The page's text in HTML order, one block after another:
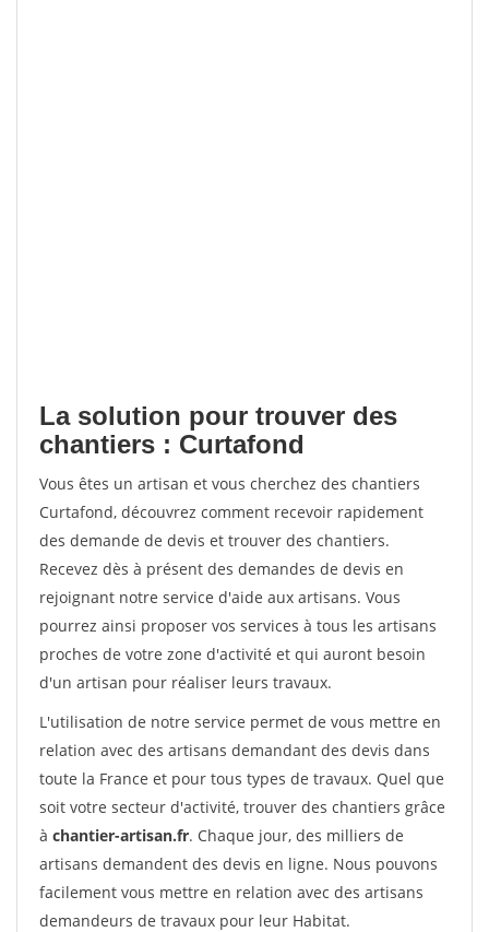
La solution pour trouver des
chantiers : Curtafond
Vous êtes un artisan et vous cherchez des chantiers
Curtafond, découvrez comment recevoir rapidement
des demande de devis et trouver des chantiers.
Recevez dès à présent des demandes de devis en
rejoignant notre service d'aide aux artisans. Vous
pourrez ainsi proposer vos services à tous les artisans
proches de votre zone d'activité et qui auront besoin
d'un artisan pour réaliser leurs travaux.
L'utilisation de notre service permet de vous mettre en
relation avec des artisans demandant des devis dans
toute la France et pour tous types de travaux. Quel que
soit votre secteur d'activité, trouver des chantiers grâce
à chantier-artisan.fr. Chaque jour, des milliers de
artisans demandent des devis en ligne. Nous pouvons
facilement vous mettre en relation avec des artisans
demandeurs de travaux pour leur Habitat.